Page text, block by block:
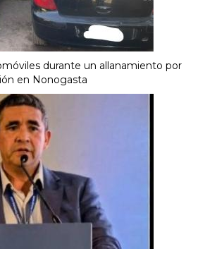
durante un allanamiento por
en Nonogasta